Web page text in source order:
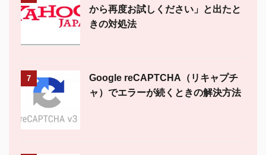
から再度お試しください」と出たと
きの対処法
7
Google reCAPTCHA（リキャプチ
ャ）でエラーが続くときの解決方法